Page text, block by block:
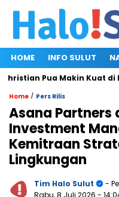
HOME INFO SULUT
Pua Makin Kuat di
Home / Pers Rilis
Asana Partners
Investment
Kemitraan
Lingkungan
Tim Halo Sulut
-